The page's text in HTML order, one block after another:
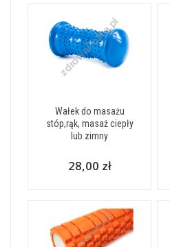
Wałek do masażu
stóp,rąk, masaż ciepły
lub zimny
28,00 zł